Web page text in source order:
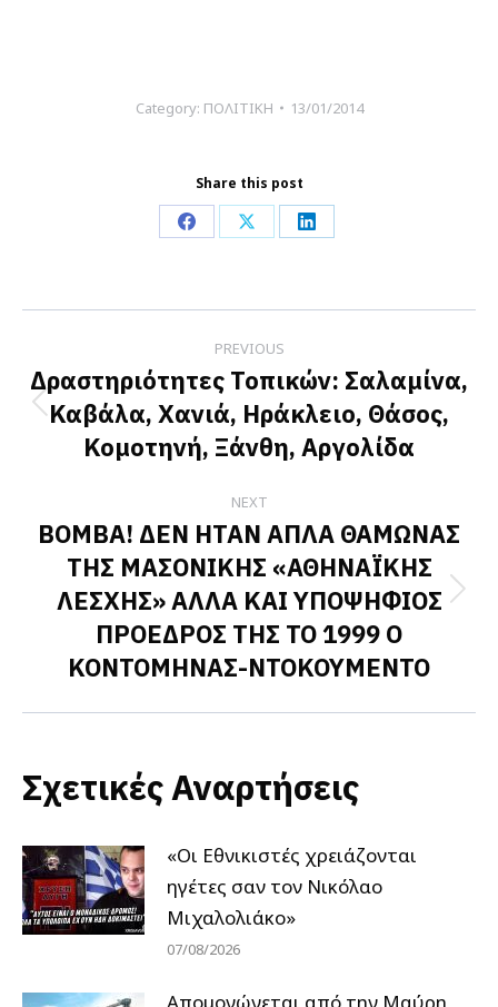
Category: ΠΟΛΙΤΙΚΗ 13/01/2014
Share this post
Share
Facebook
Share
X
Share
LinkedIn
navigation
PREVIOUS
Previous
post:
Δραστηριότητες Τοπικών: Σαλαμίνα,
Καβάλα, Χανιά, Ηράκλειο, Θάσος,
Κομοτηνή, Ξάνθη, Αργολίδα
NEXT
Next
post:
ΒΟΜΒΑ! ΔΕΝ ΗΤΑΝ ΑΠΛΑ ΘΑΜΩΝΑΣ
ΤΗΣ ΜΑΣΟΝΙΚΗΣ «ΑΘΗΝΑΪΚΗΣ
ΛΕΣΧΗΣ» ΑΛΛΑ ΚΑΙ ΥΠΟΨΗΦΙΟΣ
ΠΡΟΕΔΡΟΣ ΤΗΣ ΤΟ 1999 Ο
ΚΟΝΤΟΜΗΝΑΣ-ΝΤΟΚΟΥΜΕΝΤΟ
Σχετικές Αναρτήσεις
«Οι Εθνικιστές χρειάζονται
ηγέτες σαν τον Νικόλαο
Μιχαλολιάκο»
07/08/2026